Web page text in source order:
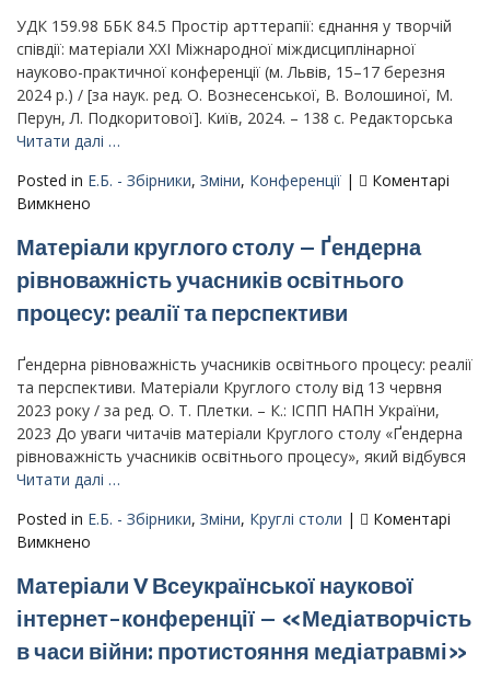
війни»
УДК 159.98 ББК 84.5 Простір арттерапії: єднання у творчій
співдії: матеріали ХХІ Міжнародної міждисциплінарної
науково-­практичної конференції (м. Львів, 15–17 березня
2024 р.) / [за наук. ред. О. Вознесенської, В. Волошиної, М.
Перун, Л. Подкоритової]. Київ, 2024. – 138 с. Редакторська
Читати далі …
Posted in Е.Б. - Збірники, Зміни, Конференції |
Коментарі
Вимкнено
ХXI
Міжнародної
міждисциплінарної
науково-
конференції
«Простір
арттерапії:
єднання
у
творчій
–
Матеріали круглого столу – Ґендерна
рівноважність учасників освітнього
процесу: реалії та перспективи
Ґендерна рівноважність учасників освітнього процесу: реалії
та перспективи. Матеріали Круглого столу від 13 червня
2023 року / за ред. О. Т. Плетки. – К.: ІСПП НАПН України,
2023 До уваги читачів матеріали Круглого столу «Ґендерна
рівноважність учасників освітнього процесу», який відбувся
Читати далі …
Posted in Е.Б. - Збірники, Зміни, Круглі столи |
Коментарі
Вимкнено
круглого
–
Ґендерна
Матеріали V Всеукраїнської наукової
інтернет-конференції – «Медіатворчість
в часи війни: протистояння медіатравмі»